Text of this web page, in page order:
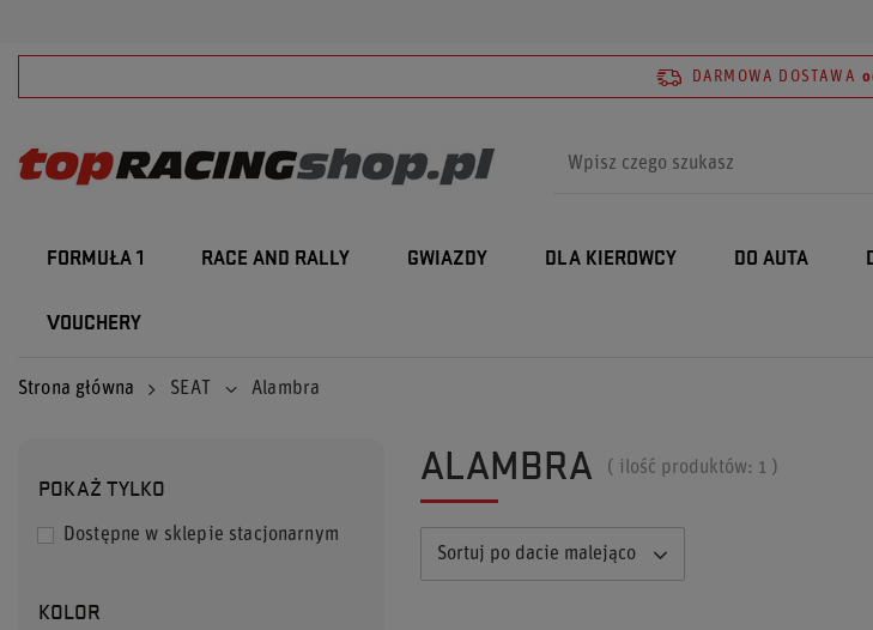
DARMOWA DOSTAWA
FORMUŁA 1 RACE AND RALLY GWIAZDY DLA KIEROWCY DO AUTA
VOUCHERY
Strona główna SEAT Alambra
POKAŻ TYLKO
Dostępne w sklepie stacjonarnym
KOLOR
ALAMBRA ( ilość produktów: 1 )
Sortuj po dacie malejąco